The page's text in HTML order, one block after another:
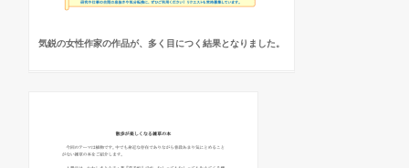
気鋭の女性作家の作品が、多く目につく結果となりました。